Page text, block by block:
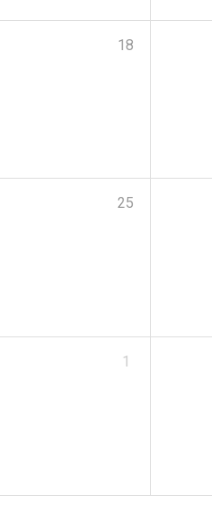
18
25
1